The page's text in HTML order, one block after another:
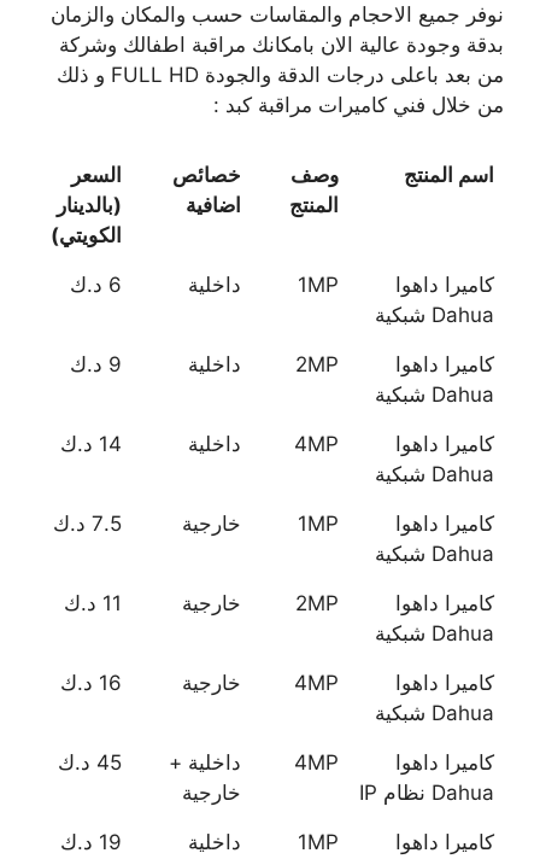
نوفر جميع الاحجام والمقاسات حسب والمكان والزمان
بدقة وجودة عالية الان بامكانك مراقبة اطفالك وشركة
من بعد باعلى درجات الدقة والجودة FULL HD و ذلك
من خلال فني كاميرات مراقبة كبد :
اسم المنتج
وصف
المنتج
خصائص
اضافية
السعر
(بالدينار
الكويتي)
كاميرا داهوا
Dahua شبكية
1MP داخلية 6 د.ك
كاميرا داهوا
Dahua شبكية
2MP داخلية 9 د.ك
كاميرا داهوا
Dahua شبكية
4MP داخلية 14 د.ك
كاميرا داهوا
Dahua شبكية
1MP خارجية 7.5 د.ك
كاميرا داهوا
Dahua شبكية
2MP خارجية 11 د.ك
كاميرا داهوا
Dahua شبكية
4MP خارجية 16 د.ك
كاميرا داهوا
Dahua نظام IP
4MP
داخلية +
خارجية
45 د.ك
كاميرا داهوا
1MP داخلية 19 د.ك